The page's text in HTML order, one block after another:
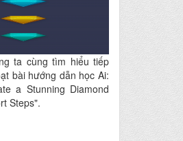
ta cùng tìm hiểu tiếp
bài hướng dẫn học Ai:
a Stunning Diamond
Steps".